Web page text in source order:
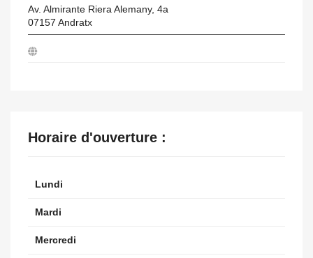
Av. Almirante Riera Alemany, 4a
07157 Andratx
Horaire d'ouverture :
Lundi
Mardi
Mercredi